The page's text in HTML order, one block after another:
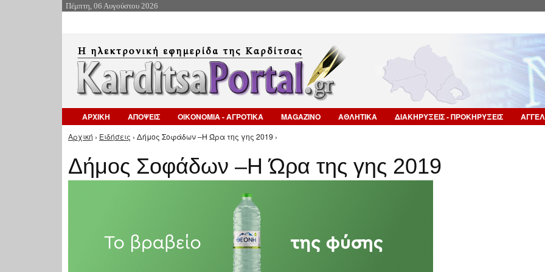
Πέμπτη, 06 Αυγούστου 2026
ΑΡΧΙΚΗ ΑΠΟΨΕΙΣ ΟΙΚΟΝΟΜΙΑ - ΑΓΡΟΤΙΚΑ MAGAZINO ΑΘΛΗΤΙΚΑ ΔΙΑΚΗΡΥΞΕΙΣ - ΠΡΟΚΗΡΥΞΕΙΣ
Είστε εδώ
Αρχική › Ειδήσεις › Δήμος Σοφάδων –Η Ώρα της γης 2019 ›
Δήμος Σοφάδων –Η Ώρα της γης 2019